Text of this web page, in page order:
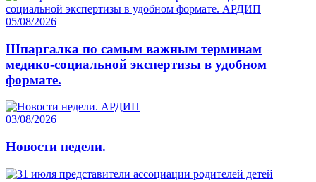
05/08/2026
Шпаргалка по самым важным терминам
медико-социальной экспертизы в удобном
формате.
03/08/2026
Новости недели.